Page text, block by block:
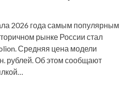
2026 года самым популярным
рынке России стал
Средняя цена модели
рублей. Об этом сообщают